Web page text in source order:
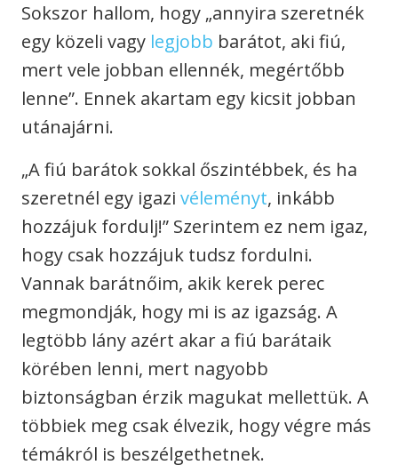
Sokszor hallom, hogy „annyira szeretnék
egy közeli vagy legjobb barátot, aki fiú,
mert vele jobban ellennék, megértőbb
lenne”. Ennek akartam egy kicsit jobban
utánajárni.
„A fiú barátok sokkal őszintébbek, és ha
szeretnél egy igazi véleményt, inkább
hozzájuk fordulj!” Szerintem ez nem igaz,
hogy csak hozzájuk tudsz fordulni.
Vannak barátnőim, akik kerek perec
megmondják, hogy mi is az igazság. A
legtöbb lány azért akar a fiú barátaik
körében lenni, mert nagyobb
biztonságban érzik magukat mellettük. A
többiek meg csak élvezik, hogy végre más
témákról is beszélgethetnek.